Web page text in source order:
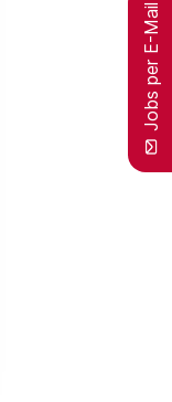
Jobs per E-Mail